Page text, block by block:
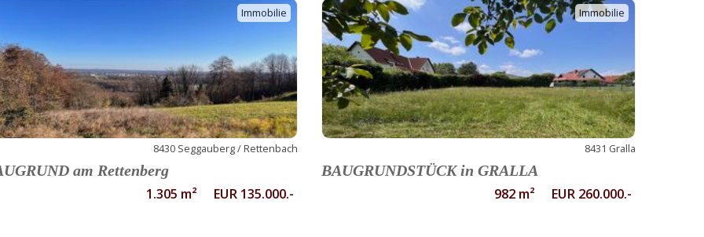
Immobilie
8430 Seggauberg / Rettenbach
am Rettenberg
1.305 m² EUR 135.000.-
Immobilie
8431 Gralla
BAUGRUNDSTÜCK in GRALLA
982 m² EUR 260.000.-